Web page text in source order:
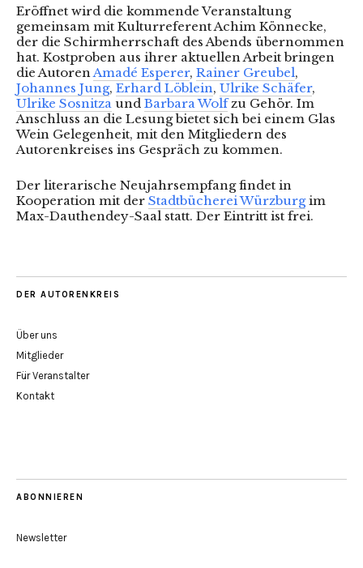
Eröffnet wird die kommende Veranstaltung
gemeinsam mit Kulturreferent Achim Könnecke,
der die Schirmherrschaft des Abends übernommen
hat. Kostproben aus ihrer aktuellen Arbeit bringen
die AutorenAmadé Esperer, Rainer Greubel,
Johannes Jung, Erhard Löblein, Ulrike Schäfer,
Ulrike Sosnitza und Barbara Wolfzu Gehör. Im
Anschluss an die Lesung bietet sich bei einem Glas
Wein Gelegenheit, mit den Mitgliedern des
Autorenkreises ins Gespräch zu kommen.
Der literarische Neujahrsempfang findet in
Kooperation mit der Stadtbücherei Würzburgim
Max-Dauthendey-Saal statt. Der Eintritt ist frei.
DER AUTORENKREIS
Über uns
Mitglieder
Für Veranstalter
Kontakt
ABONNIEREN
Newsletter